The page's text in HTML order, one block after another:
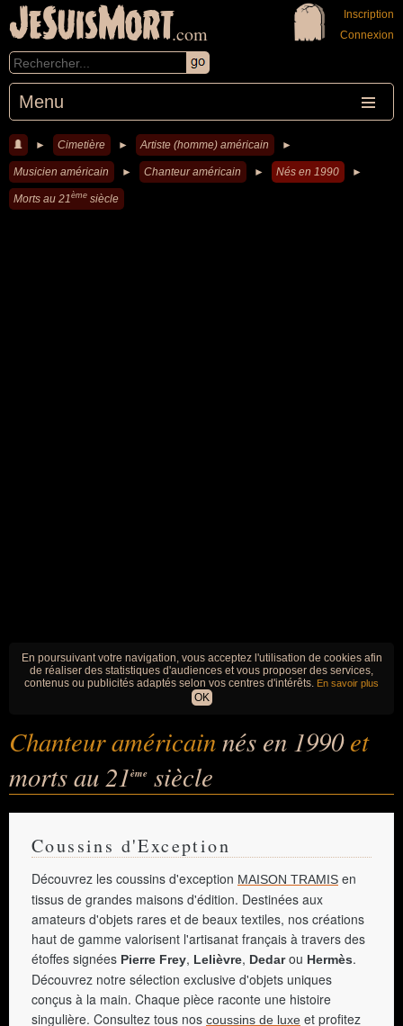
JeSuisMort.com
Menu
Inscription
Connexion
► Cimetière ► Artiste (homme) américain ►
Musicien américain ► Chanteur américain ► Nés en 1990 ►
Morts au 21ème siècle
En poursuivant votre navigation, vous acceptez l'utilisation de cookies afin
de réaliser des statistiques d'audiences et vous proposer des services,
contenus ou publicités adaptés selon vos centres d'intérêts. En savoir plus
OK
Chanteur américainnés en 1990et
morts au 21ème siècle
Coussins d'Exception
Découvrez les coussins d'exception MAISON TRAMIS en
tissus de grandes maisons d'édition. Destinées aux
amateurs d'objets rares et de beaux textiles, nos créations
haut de gamme valorisent l'artisanat français à travers des
étoffes signées Pierre Frey, Lelièvre, Dedarou Hermès.
Découvrez notre sélection exclusive d'objets uniques
conçus à la main. Chaque pièce raconte une histoire
singulière. Consultez tous nos coussins de luxe et profitez